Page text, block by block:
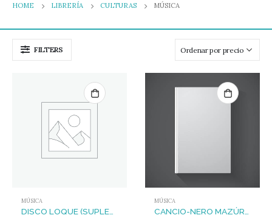
HOME LIBRERÍA CULTURAS MÚSICA
FILTERS
MÚSICA MÚSICA